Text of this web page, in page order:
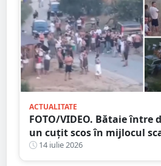
ACTUALITATE
FOTO/VIDEO. Bătaie între
un cuțit scos în mijlocul
Satu Mare. 400 de
14 iulie 2026